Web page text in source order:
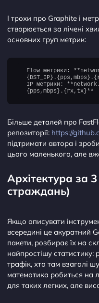
І трохи про Graphite і
створюється за лічені
основних груп метрик:
Flow метрики:
IP метрики:
Більше деталей про
репозиторії: https://
підтримати автора і
цього маленького, але
Архітектура за
страждань)
Якщо описувати
всередині це акуратний
пакети, розбирає їх на
найпростішу статистику:
трафік, хто там взагалі
математика робиться на
для таких легких, але